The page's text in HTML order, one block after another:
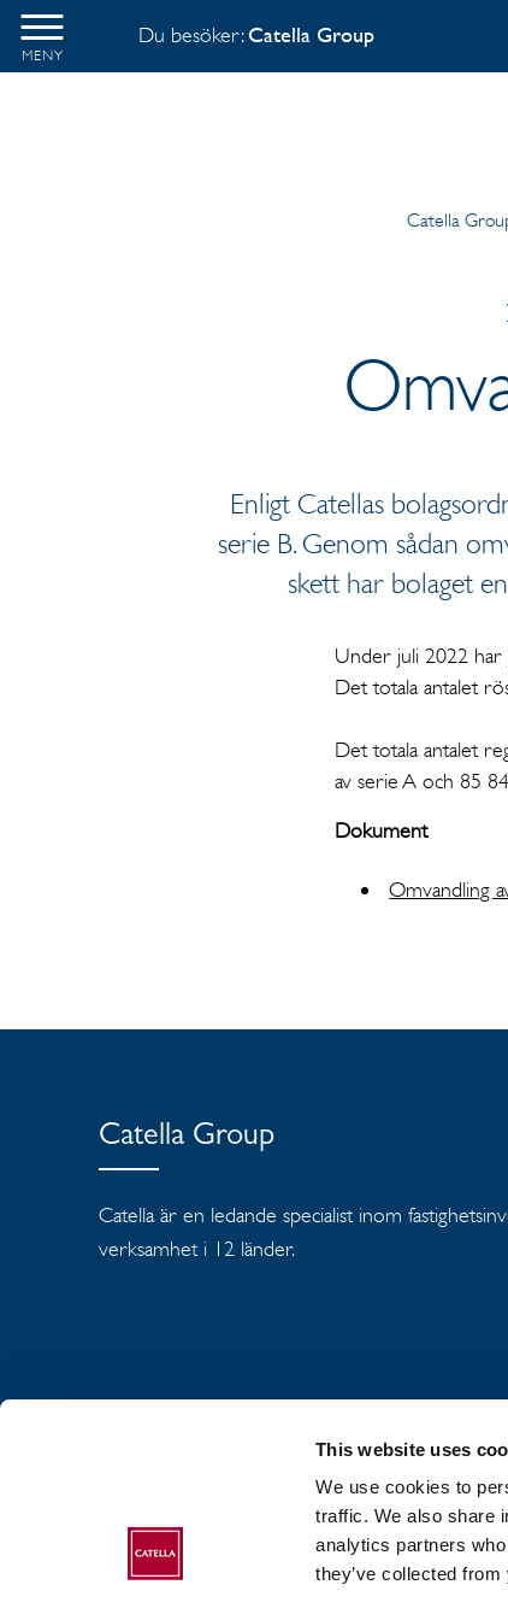
This website uses
We use cookies to
traffic. We also share
analytics partners
they’ve collected
MENY
Du besöker:Catella Group
Catella
Enligt Catellas
serie B. Genom sådan
skett har bolaget
Under juli 2022 har
Det totala antalet
Det totala antalet
av serie A och 85
Dokument
Omvandling
Catella Group
Catella är en ledande specialist inom
verksamhet i 12 länder.
OM CATELLA
COOKIEPOLICY